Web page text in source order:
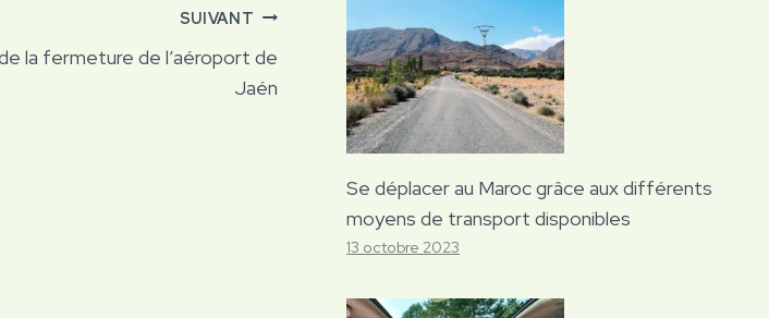
SUIVANT
la fermeture de l’aéroport de
Jaén
Se déplacer au Maroc grâce aux différents
moyens de transport disponibles
13 octobre 2023